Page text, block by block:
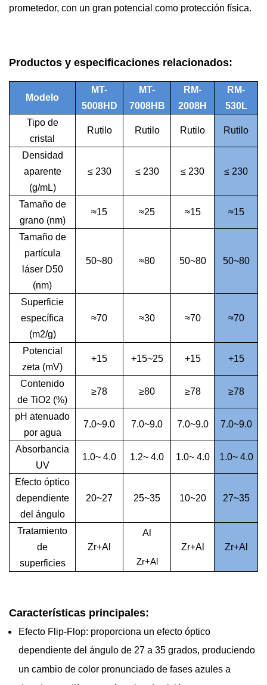
prometedor, con un gran potencial como protección física.
Productos y especificaciones relacionados:
Modelo
MT-
5008HD
MT-
7008HB
RM-
2008H
RM-
530L
Tipo de
cristal
Rutilo Rutilo Rutilo Rutilo
Densidad
aparente
(g/mL)
≤ 230 ≤ 230 ≤ 230 ≤ 230
Tamaño de
grano (nm)
≈15 ≈25 ≈15 ≈15
Tamaño de
partícula
láser D50
(nm)
50~80 ≈80 50~80 50~80
Superficie
específica
(m2/g)
≈70 ≈30 ≈70 ≈70
Potencial
zeta (mV)
+15 +15~25 +15 +15
Contenido
de TiO2 (%)
≥78 ≥80 ≥78 ≥78
pH atenuado
por agua
7.0~9.0 7.0~9.0 7.0~9.0 7.0~9.0
Absorbancia
UV
1.0~ 4.0 1.2~ 4.0 1.0~ 4.0 1.0~ 4.0
Efecto óptico
dependiente
del ángulo
20~27 25~35 10~20 27~35
Tratamiento
de
superficies
Zr+Al
Al
Zr+Al
Zr+Al Zr+Al
Características principales:
Efecto Flip-Flop: proporciona un efecto óptico
dependiente del ángulo de 27 a 35 grados, produciendo
un cambio de color pronunciado de fases azules a